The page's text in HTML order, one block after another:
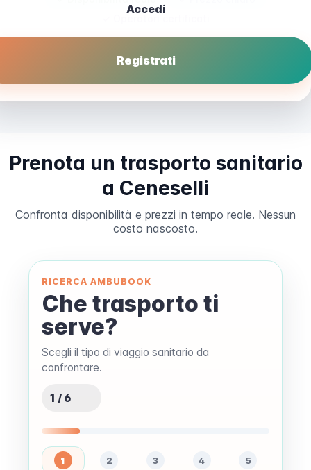
Accedi
Registrati
Prenota ora
Prenota un trasporto sanitario
a Ceneselli
Confronta disponibilità e prezzi in tempo reale. Nessun
costo nascosto.
RICERCA AMBUBOOK
Che trasporto ti
serve?
Scegli il tipo di viaggio sanitario da
confrontare.
1 / 6
1 2 3 4 5